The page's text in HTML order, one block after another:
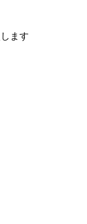
ます